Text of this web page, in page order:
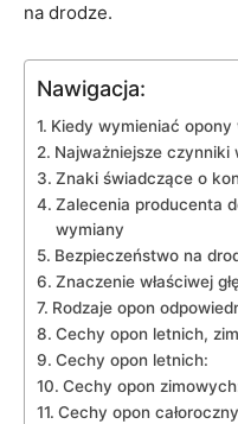
na drodze.
Nawigacja:
Kiedy wymieniać opony⁢
Najważniejsze czynniki⁤
Znaki świadczące o
Zalecenia producenta⁢
wymiany
Bezpieczeństwo na
Znaczenie właściwej
Rodzaje opon
Cechy opon letnich,
Cechy ‌opon letnich:
Cechy opon
Cechy opon